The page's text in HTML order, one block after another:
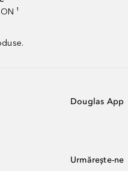
¹
Douglas App
Urmărește-ne